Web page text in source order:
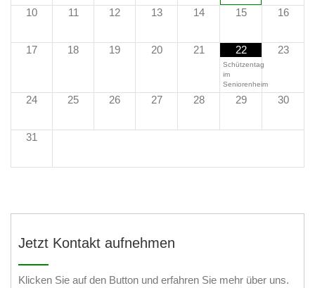
10 11 12 13 14 15 16
17 18 19 20 21 22
Schützentag
im
Seniorenheim
23
24 25 26 27 28 29 30
31
Jetzt Kontakt aufnehmen
Klicken Sie auf den Button und erfahren Sie mehr über uns.